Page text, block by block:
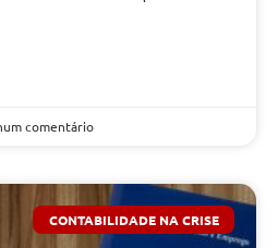
comentário
CONTABILIDADE NA CRISE